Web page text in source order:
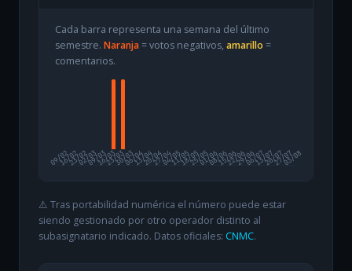
Cada barra representa una semana del último
semestre. Naranja= votos negativos, amarillo =
comentarios.
09/02
16/0223/0202/0309/0316/0323/0330/0306/0413/0420/0427/0404/0511/0518/0525/0501/0608/0615/0622/0629/0606/0713/0720/0727/07
03/08
⚠️ Tras portabilidad numérica el número puede estar
siendo gestionado por otro operador distinto al
subasignatario indicado. Datos oficiales: CNMC.